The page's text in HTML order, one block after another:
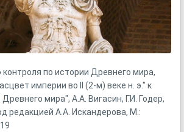
контроля по истории Древнего мира,
империи во II (2-м) веке н. э." к
мира", А.А. Вигасин, Г.И. Годер,
редакцией А.А. Искандерова, М.: